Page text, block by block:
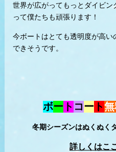
世界が広がってもっとダイビ
って僕たちも頑張ります！
今ボートはとても透明度が高
できそうです。
ボー ト コー ト
冬期シーズンはぬくぬく
詳しくはこ